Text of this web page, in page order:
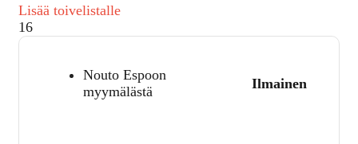
Lisää toivelistalle
16
Nouto Espoon
myymälästä
Ilmainen